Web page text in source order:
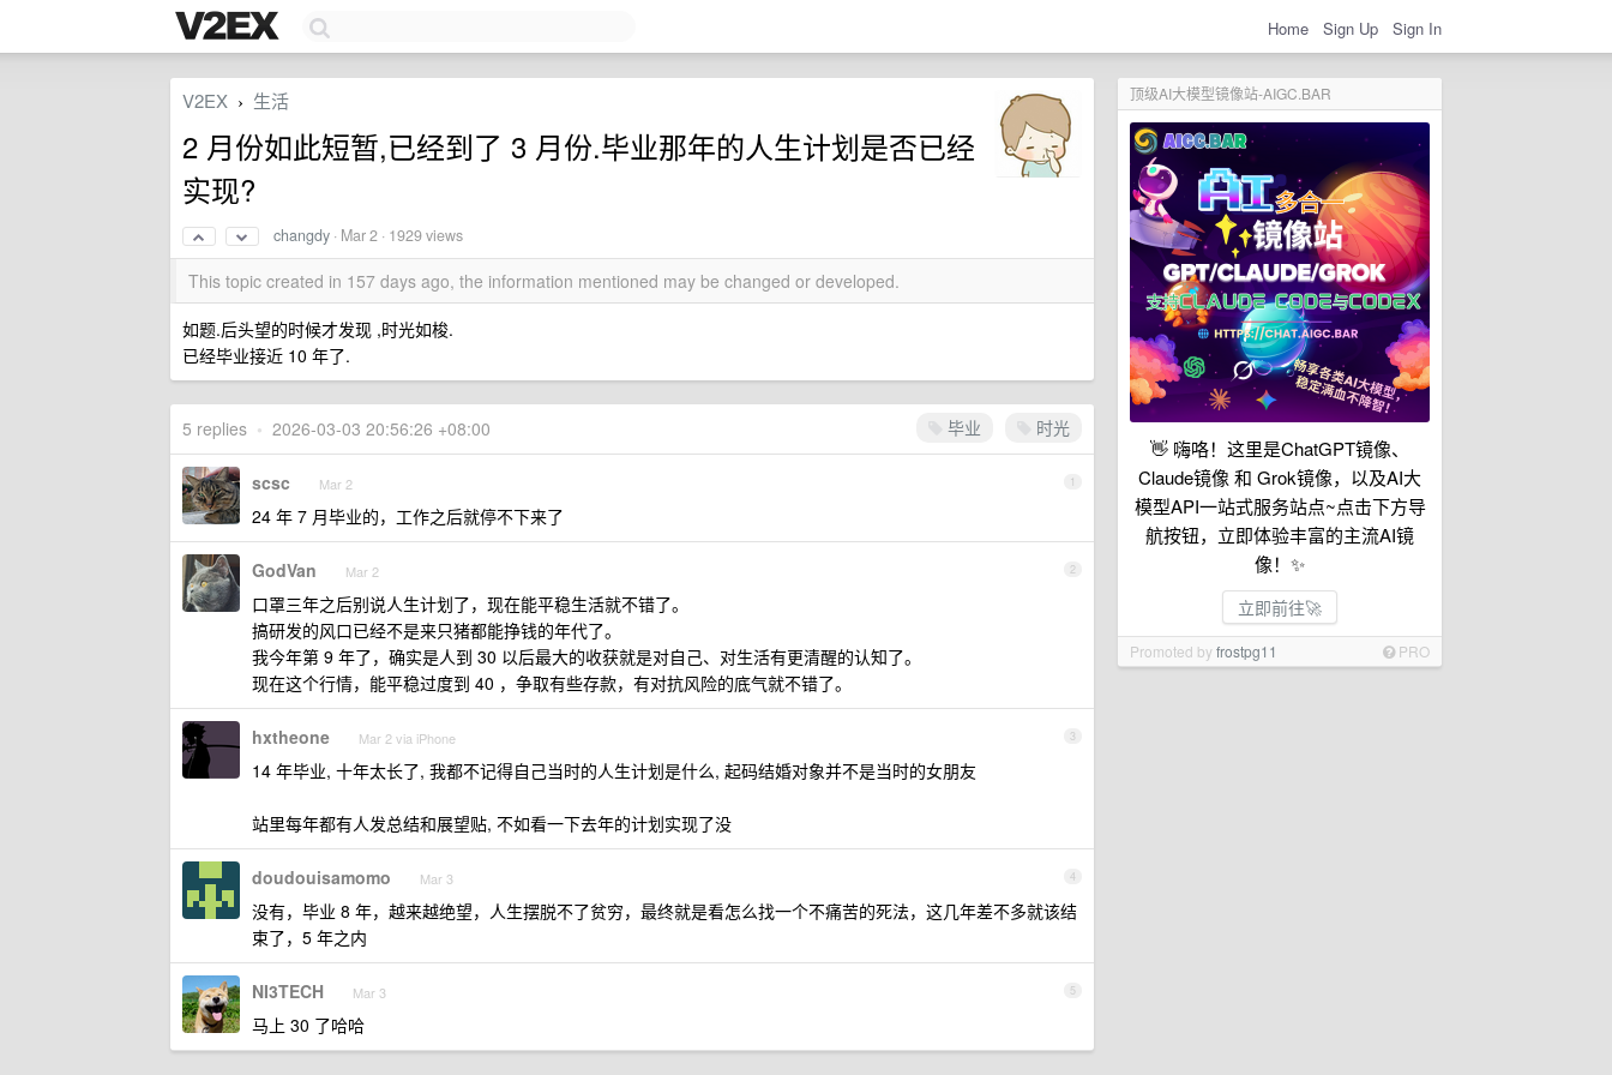
Home Sign Up Sign In
顶级AI大模型镜像站-AIGC.BAR
👋 嗨咯！这里是ChatGPT镜像、
Claude镜像 和 Grok镜像，以及AI大
模型API一站式服务站点~点击下方导
航按钮，立即体验丰富的主流AI镜
像！✨
立即前往🚀
Promoted byfrostpg11 PRO
V2EX › 生活
2 月份如此短暂,已经到了 3 月份.毕业那年的人生计划是否已经
实现?
changdy · Mar 2 · 1929 views
This topic created in 157 days ago, the information mentioned may be changed or developed.
如题.后头望的时候才发现 ,时光如梭.
已经毕业接近 10 年了.
毕业 时光
5 replies • 2026-03-03 20:56:26 +08:00
1
scsc Mar 2
24 年 7 月毕业的，工作之后就停不下来了
2
GodVan Mar 2
口罩三年之后别说人生计划了，现在能平稳生活就不错了。
搞研发的风口已经不是来只猪都能挣钱的年代了。
我今年第 9 年了，确实是人到 30 以后最大的收获就是对自己、对生活有更清醒的认知了。
现在这个行情，能平稳过度到 40 ，争取有些存款，有对抗风险的底气就不错了。
3
hxtheone Mar 2 via iPhone
14 年毕业, 十年太长了, 我都不记得自己当时的人生计划是什么, 起码结婚对象并不是当时的女朋友
站里每年都有人发总结和展望贴, 不如看一下去年的计划实现了没
4
doudouisamomo Mar 3
没有，毕业 8 年，越来越绝望，人生摆脱不了贫穷，最终就是看怎么找一个不痛苦的死法，这几年差不多就该结
束了，5 年之内
5
NI3TECH Mar 3
马上 30 了哈哈